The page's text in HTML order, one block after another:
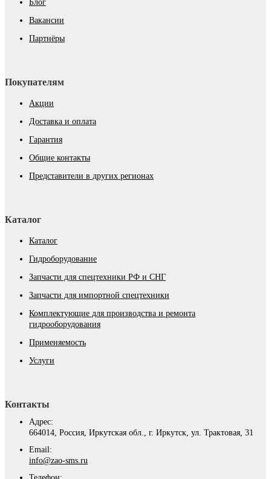
Блог
Вакансии
Партнёры
Покупателям
Акции
Доставка и оплата
Гарантия
Общие контакты
Представители в других регионах
Каталог
Каталог
Гидроборудование
Запчасти для спецтехники РФ и СНГ
Запчасти для импортной спецтехники
Комплектующие для производства и ремонта
гидрооборудования
Применяемость
Услуги
Контакты
Адрес:
664014, Россия, Иркутская обл., г. Иркутск, ул. Трактовая, 31
Email:
info@zao-sms.ru